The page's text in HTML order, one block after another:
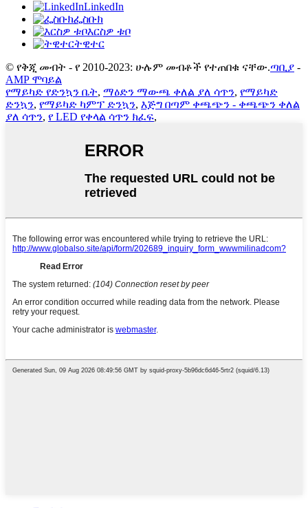
LinkedIn
ፌስቡክ
እርስዎ ቱቦ
ትዊተር
© የቅጂ መብት - የ 2010-2023: ሁሉም መብቶች የተጠበቁ ናቸው.ጣቢያ -
AMP ሞባይል
የማይካድ የድንኳን ቤት, ማዕድን ማውጫ ቀለል ያለ ሳጥን, የማይካድ
ድንኳን, የማይካድ ካምፕ ድንኳን, እጅግ በጣም ቀጫጭን - ቀጫጭን ቀለል
ያለ ሳጥን, የ LED የቀላል ሳጥን ክፈፍ,